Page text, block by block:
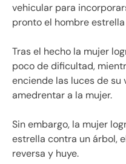
vehicular para
pronto el hombre
Tras el hecho la mujer
poco de dificultad,
enciende las luces de su
amedrentar a la mujer.
Sin embargo, la mujer
estrella contra un árbol,
reversa y huye.